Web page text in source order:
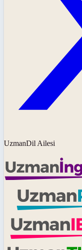
UzmanDil Ailesi